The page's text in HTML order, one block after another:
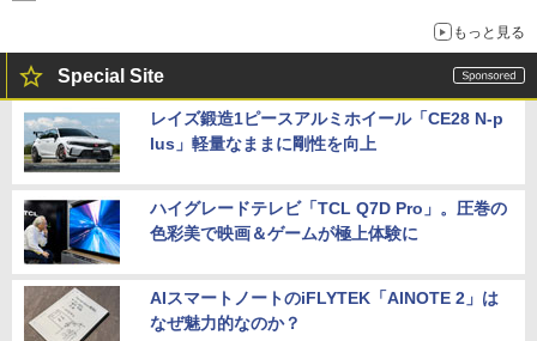
もっと見る
Special Site
レイズ鍛造1ピースアルミホイール「CE28 N-p
lus」軽量なままに剛性を向上
ハイグレードテレビ「TCL Q7D Pro」。圧巻の
色彩美で映画＆ゲームが極上体験に
AIスマートノートのiFLYTEK「AINOTE 2」は
なぜ魅力的なのか？